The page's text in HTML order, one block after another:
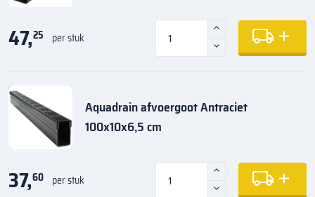
47,25 per stuk
Aquadrain afvoergoot Antraciet
100x10x6,5 cm
37,60 per stuk